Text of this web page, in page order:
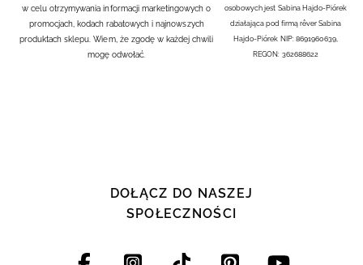
w celu otrzymywania informacji marketingowych o
promocjach, kodach rabatowych i najnowszych
produktach sklepu. Wiem, że zgodę w każdej chwili
mogę odwołać.
osobowych jest Sabina Hajdo-Piórek
działająca pod firmą rêver Sabina
Hajdo-Piórek NIP: 8691960639,
REGON: 362688622
DOŁĄCZ DO NASZEJ
SPOŁECZNOŚCI